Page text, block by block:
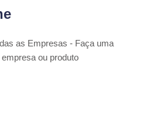
as Empresas - Faça uma
ou produto